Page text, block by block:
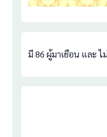
มี 86 ผู้มาเยือน และ